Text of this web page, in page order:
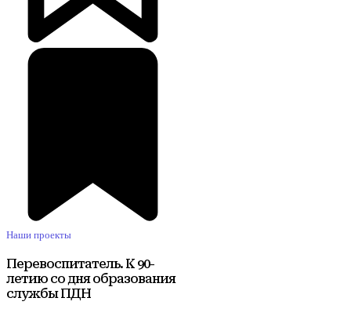
Наши проекты
Перевоспитатель. К 90-
летию со дня образования
службы ПДН